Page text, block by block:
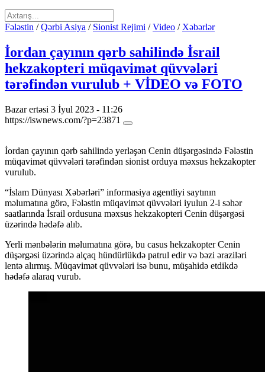
Fələstin /Qərbi Asiya / Sionist Rejimi /Video / Xəbərlər
İordan çayının qərb sahilində İsrail
hekzakopteri müqavimət qüvvələri
tərəfindən vurulub + VİDEO və FOTO
Bazar ertəsi 3 İyul 2023 - 11:26
https://iswnews.com/?p=23871
İordan çayının qərb sahilində yerləşən Cenin düşərgəsində Fələstin
müqavimət qüvvələri tərəfindən sionist orduya məxsus hekzakopter
vurulub.
“İslam Dünyası Xəbərləri” informasiya agentliyi saytının
məlumatına görə, Fələstin müqavimət qüvvələri iyulun 2-i səhər
saatlarında İsrail ordusuna məxsus hekzakopteri Cenin düşərgəsi
üzərində hədəfə alıb.
Yerli mənbələrin məlumatına görə, bu casus hekzakopter Cenin
düşərgəsi üzərində alçaq hündürlükdə patrul edir və bəzi əraziləri
lentə alırmış. Müqavimət qüvvələri isə bunu, müşahidə etdikdə
hədəfə alaraq vurub.